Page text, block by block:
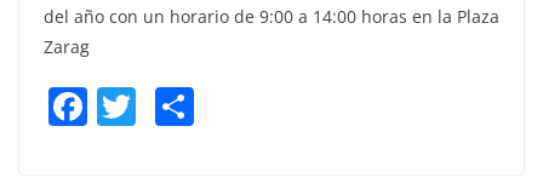
del año con un horario de 9:00 a 14:00 horas en la Plaza
Zarag
F T